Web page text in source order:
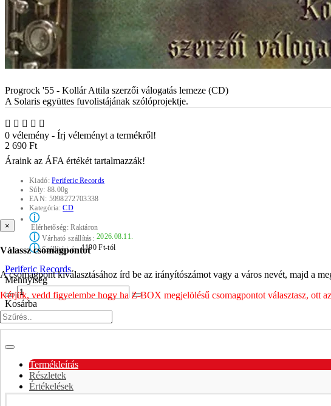
Progrock '55 - Kollár Attila szerzői válogatás lemeze (CD)
A Solaris együttes fuvolistájának szólóprojektje.
0 vélemény - Írj véleményt a termékről!
2 690 Ft
Áraink az ÁFA értékét tartalmazzák!
Kiadó:Periferic Records
Súly: 88.00g
EAN: 5998272703338
Kategória:CD
ⓘ
Elérhetőség:Raktáron
ⓘVárható szállítás: 2026.08.11.
ⓘSzállítási ár: 1190 Ft-tól
Periferic Records
Mennyiség
Kosárba
Kívánságlistára
Termékleírás
Részletek
Értékelések
×
Válassz csomagpontot
A csomagpont kiválasztásához írd be az irányítószámot vagy a város nevét, majd a
Kérjük, vedd figyelembe hogy ha Z-BOX megjelölésű csomagpontot választasz, ott